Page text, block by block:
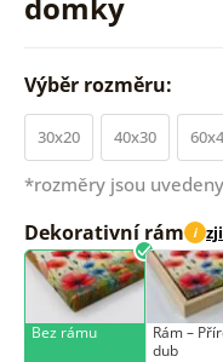
Výběr rozměru:
30x20 40x30
*rozměry jsou
Dekorativní rám i
Bez rámu
Rám –⁠⁠⁠⁠⁠⁠
dub